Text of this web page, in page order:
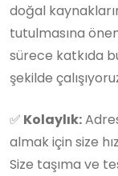
doğal
tutulmasına
sürece katkıda
şekilde
✅ Kolaylık:
almak için size
Size taşıma ve